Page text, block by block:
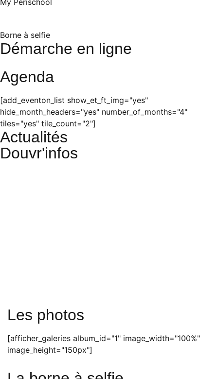
Borne à selfie
Démarche en ligne
Agenda
[add_eventon_list show_et_ft_img="yes"
hide_month_headers="yes" number_of_months="4"
tiles="yes" tile_count="2"]
Actualités
Douvr'infos
Les photos
[afficher_galeries album_id="1" image_width="100%"
image_height="150px"]